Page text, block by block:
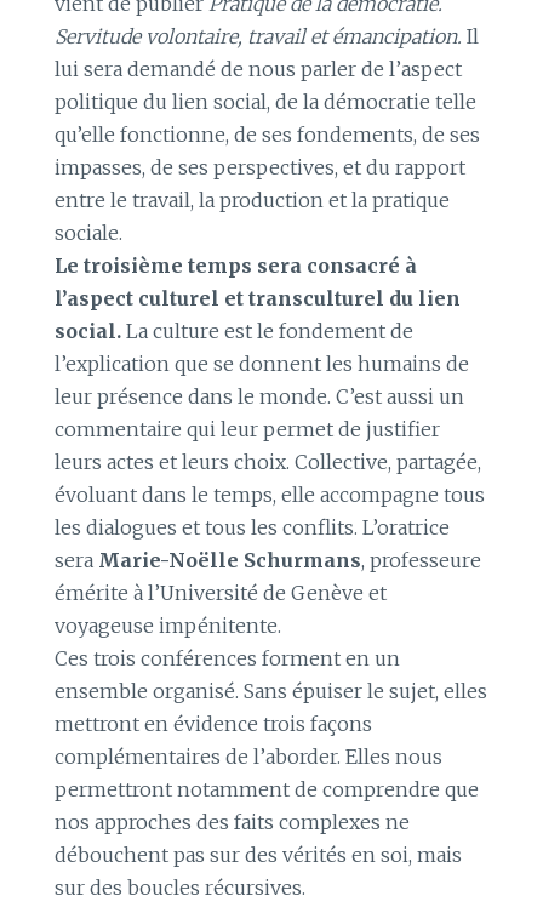
Servitude volontaire, travail et émancipation. Il
lui sera demandé de nous parler de l’aspect
politique du lien social, de la démocratie telle
qu’elle fonctionne, de ses fondements, de ses
impasses, de ses perspectives, et du rapport
entre le travail, la production et la pratique
sociale.
Le troisième temps sera consacré à
l’aspect culturel et transculturel du lien
social. La culture est le fondement de
l’explication que se donnent les humains de
leur présence dans le monde. C’est aussi un
commentaire qui leur permet de justifier
leurs actes et leurs choix. Collective, partagée,
évoluant dans le temps, elle accompagne tous
les dialogues et tous les conflits. L’oratrice
sera Marie-Noëlle Schurmans, professeure
émérite à l’Université de Genève et
voyageuse impénitente.
Ces trois conférences forment en un
ensemble organisé. Sans épuiser le sujet, elles
mettront en évidence trois façons
complémentaires de l’aborder. Elles nous
permettront notamment de comprendre que
nos approches des faits complexes ne
débouchent pas sur des vérités en soi, mais
sur des boucles récursives.